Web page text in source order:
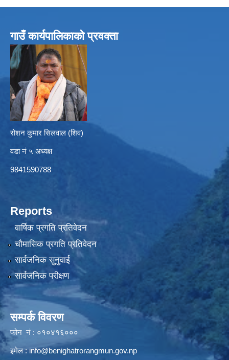
गाउँ कार्यपालिकाको प्रवक्ता
रोशन कुमार सिलवाल (शिव)
वडा नं ५ अध्यक्ष
9841590788
Reports
वार्षिक प्रगति प्रतिवेदन
चौमासिक प्रगति प्रतिवेदन
सार्वजनिक सुनुवाई
सार्वजनिक परीक्षण
सम्पर्क विवरण
फोन नं : ०१०४१६०००
इमेल :info@benighatrorangmun.gov.np